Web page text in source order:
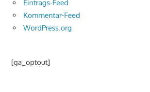
Eintrags-Feed
Kommentar-Feed
WordPress.org
[ga_optout]